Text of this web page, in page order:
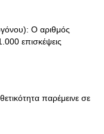
Ο αριθμός
επισκέψεις
παρέμεινε σε